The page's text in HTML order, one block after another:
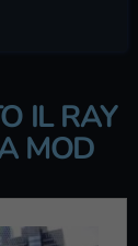
IL RAY
MOD